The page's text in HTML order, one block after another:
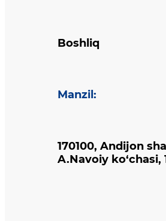
Boshliq
Manzil :
170100, Andijon
A.Navoiy ko‘chasi,